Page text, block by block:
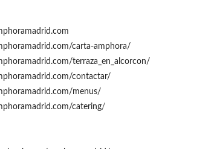
carta-amphora/
terraza_en_alcorcon/
contactar/
menus/
catering/